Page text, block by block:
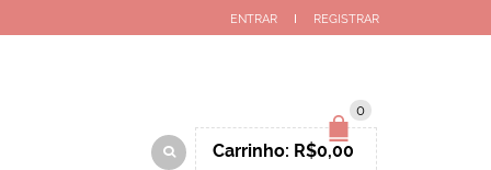
ENTRAR REGISTRAR
0
Carrinho: R$0,00